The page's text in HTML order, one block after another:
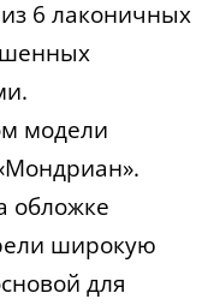
6 лаконичных
модели
обложке
широкую
для